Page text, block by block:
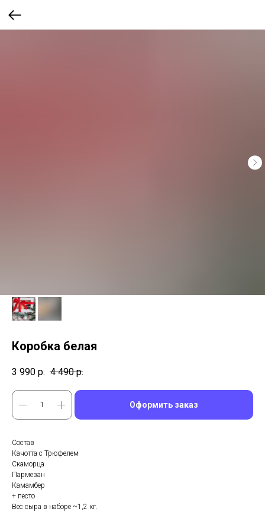
Коробка белая
3 990 р. 4 490 р.
Оформить заказ
Состав
Качотта с Трюфелем
Скаморца
Пармезан
Камамбер
+ песто
Вес сыра в наборе ~1,2 кг.